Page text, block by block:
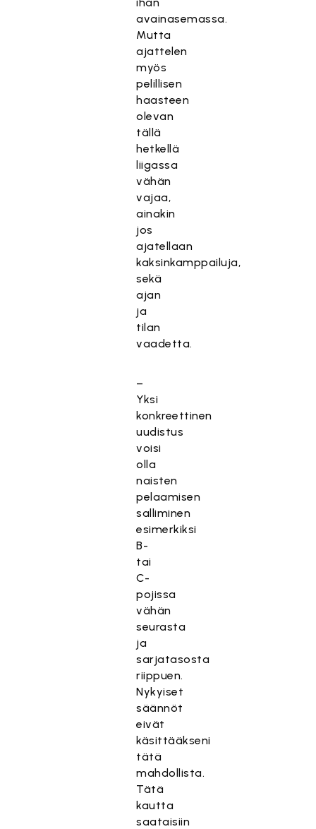
avainasemassa.
Mutta
ajattelen
myös
pelillisen
haasteen
olevan
tällä
hetkellä
liigassa
vähän
vajaa,
ainakin
jos
ajatellaan
kaksinkamppailuja,
sekä
ajan
ja
tilan
vaadetta.
–
Yksi
konkreettinen
uudistus
voisi
olla
naisten
pelaamisen
salliminen
esimerkiksi
B-
tai
C-
pojissa
vähän
seurasta
ja
sarjatasosta
riippuen.
Nykyiset
säännöt
eivät
käsittääkseni
tätä
mahdollista.
Tätä
kautta
saataisiin